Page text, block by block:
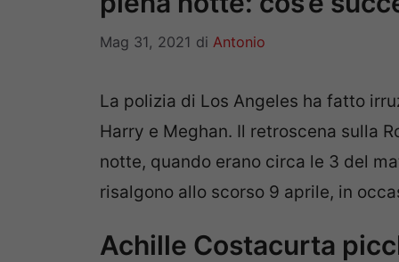
Mag 31, 2021 di Antonio
La polizia di Los Angeles ha fatto
Harry e Meghan. Il retroscena sulla
notte, quando erano circa le 3 del
risalgono allo scorso 9 aprile, in
Achille Costacurta